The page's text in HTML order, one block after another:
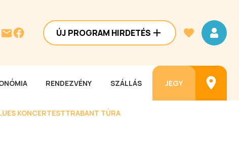
ÚJ PROGRAM HIRDETÉS
RENDEZVÉNY SZÁLLÁS JEGY
KONCERTESTTRABANT TÚRA